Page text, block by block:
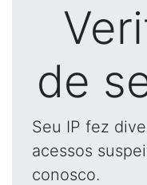
de
Seu IP fez
acessos
conosco.